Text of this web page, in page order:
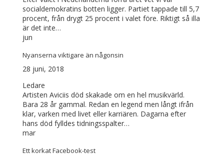
socialdemokratins botten ligger. Partiet tappade till 5,7
procent, från drygt 25 procent i valet före. Riktigt så illa
är det inte…
jun
Nyanserna viktigare än någonsin
28 juni, 2018
Ledare
Artisten Aviciis död skakade om en hel musikvärld.
Bara 28 år gammal. Redan en legend men långt ifrån
klar, varken med livet eller karriären. Dagarna efter
hans död fylldes tidningsspalter…
mar
Ett korkat Facebook-test